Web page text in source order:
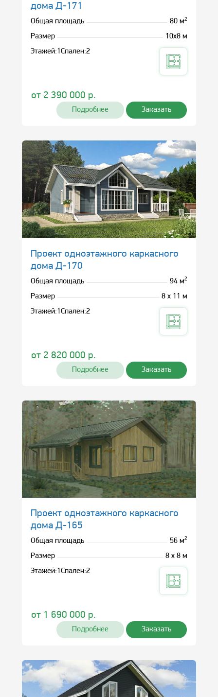
дома Д-171
Общая площадь 80 м2
Размер
10х8 м
Этажей:1Спален:2
от 2 390 000 р.
Подробнее Заказать
Проект одноэтажного каркасного
дома Д-170
Общая площадь 94 м2
Размер
8 х 11 м
Этажей:1 Спален:2
от 2 820 000 р.
Подробнее Заказать
Проект одноэтажного каркасного
дома Д-165
Общая площадь 56 м2
Размер
8 х 8 м
Этажей:1 Спален:2
от 1 690 000 р.
Подробнее Заказать